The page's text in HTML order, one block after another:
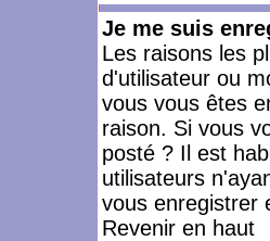
Je me suis
Les raisons les
d'utilisateur ou
vous vous êtes
raison. Si vous
posté ? Il est
utilisateurs
vous enregistrer
Revenir en haut